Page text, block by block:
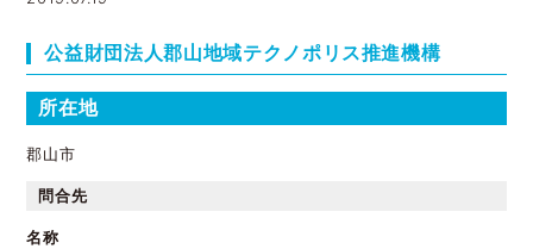
公益財団法人郡山地域テクノポリス推進機構
所在地
郡山市
問合先
名称